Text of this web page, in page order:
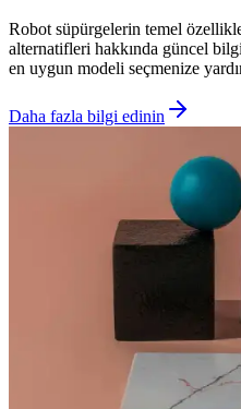
Robot süpürgelerin temel
alternatifleri hakkında güncel
en uygun modeli seçmenize
Daha fazla bilgi edinin